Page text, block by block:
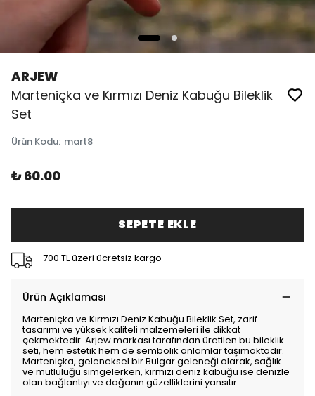
ARJEW
Marteniçka ve Kırmızı Deniz Kabuğu Bileklik
Set
Ürün Kodu: mart8
₺ 60.00
SEPETE EKLE
700 TL üzeri ücretsiz kargo
Ürün Açıklaması
Marteniçka ve Kırmızı Deniz Kabuğu Bileklik Set, zarif
tasarımı ve yüksek kaliteli malzemeleri ile dikkat
çekmektedir. Arjew markası tarafından üretilen bu bileklik
seti, hem estetik hem de sembolik anlamlar taşımaktadır.
Marteniçka, geleneksel bir Bulgar geleneği olarak, sağlık
ve mutluluğu simgelerken, kırmızı deniz kabuğu ise denizle
olan bağlantıyı ve doğanın güzelliklerini yansıtır.